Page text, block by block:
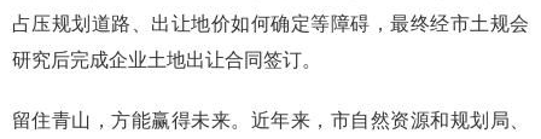
占压规划道路、出让地价如何确定等障碍，最终经市土规会
研究后完成企业土地出让合同签订。
留住青山，方能赢得未来。近年来，市自然资源和规划局、